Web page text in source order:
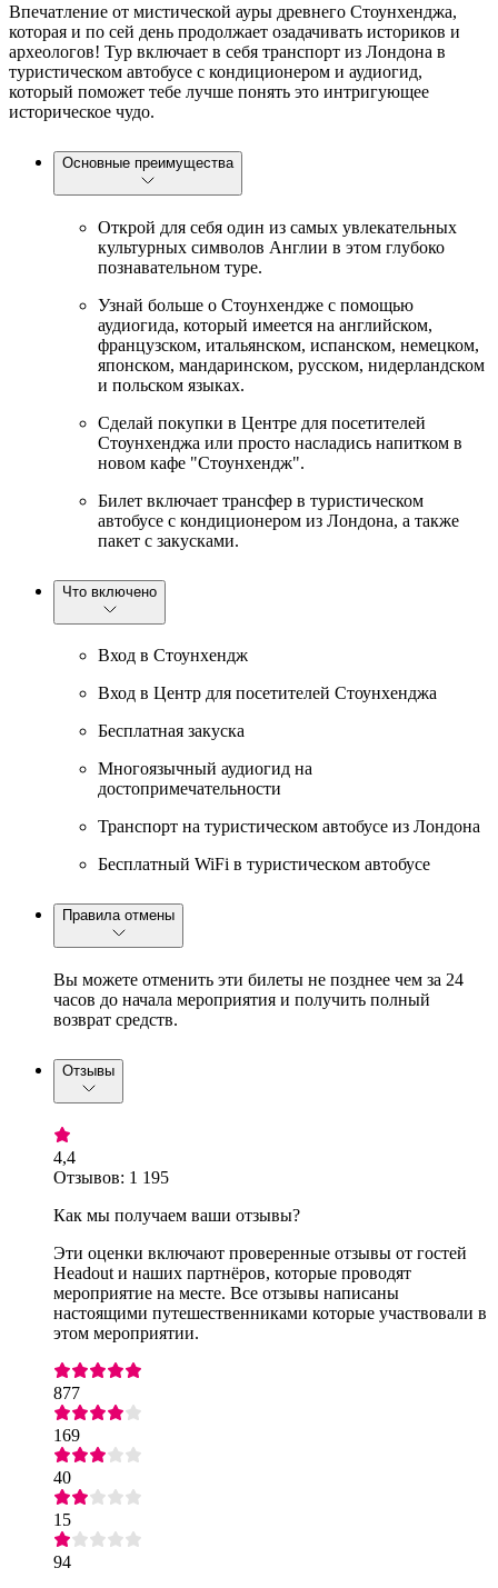
Впечатление от мистической ауры древнего Стоунхенджа,
которая и по сей день продолжает озадачивать историков и
археологов! Тур включает в себя транспорт из Лондона в
туристическом автобусе с кондиционером и аудиогид,
который поможет тебе лучше понять это интригующее
историческое чудо.
Основные преимущества
Открой для себя один из самых увлекательных
культурных символов Англии в этом глубоко
познавательном туре.
Узнай больше о Стоунхендже с помощью
аудиогида, который имеется на английском,
французском, итальянском, испанском, немецком,
японском, мандаринском, русском, нидерландском
и польском языках.
Сделай покупки в Центре для посетителей
Стоунхенджа или просто насладись напитком в
новом кафе "Стоунхендж".
Билет включает трансфер в туристическом
автобусе с кондиционером из Лондона, а также
пакет с закусками.
Что включено
Вход в Стоунхендж
Вход в Центр для посетителей Стоунхенджа
Бесплатная закуска
Многоязычный аудиогид на
достопримечательности
Транспорт на туристическом автобусе из Лондона
Бесплатный WiFi в туристическом автобусе
Правила отмены
Вы можете отменить эти билеты не позднее чем за 24
часов до начала мероприятия и получить полный
возврат средств.
Отзывы
4,4
Отзывов: 1 195
Как мы получаем ваши отзывы?
Эти оценки включают проверенные отзывы от гостей
Headout и наших партнёров, которые проводят
мероприятие на месте. Все отзывы написаны
настоящими путешественниками которые участвовали в
этом мероприятии.
877
169
40
15
94